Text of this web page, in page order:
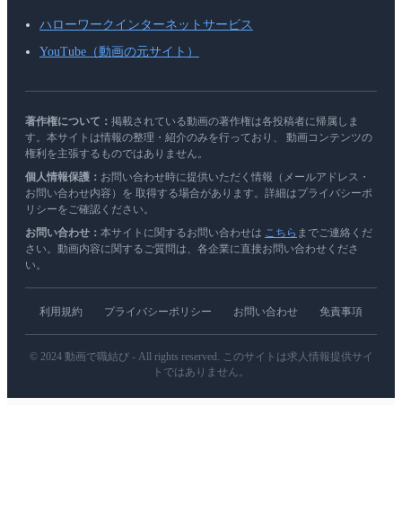
ハローワークインターネットサービス
YouTube（動画の元サイト）
著作権について： 掲載されている動画の著作権は各投稿者に帰属しま
す。本サイトは情報の整理・紹介のみを行っており、 動画コンテンツの
権利を主張するものではありません。
個人情報保護： お問い合わせ時に提供いただく情報（メールアドレス・
お問い合わせ内容）を 取得する場合があります。詳細はプライバシーポ
リシーをご確認ください。
お問い合わせ： 本サイトに関するお問い合わせは こちら までご連絡くだ
さい。動画内容に関するご質問は、各企業に直接お問い合わせくださ
い。
利用規約 プライバシーポリシー お問い合わせ 免責事項
© 2024 動画で職結び - All rights reserved. このサイトは求人情報提供サイ
トではありません。